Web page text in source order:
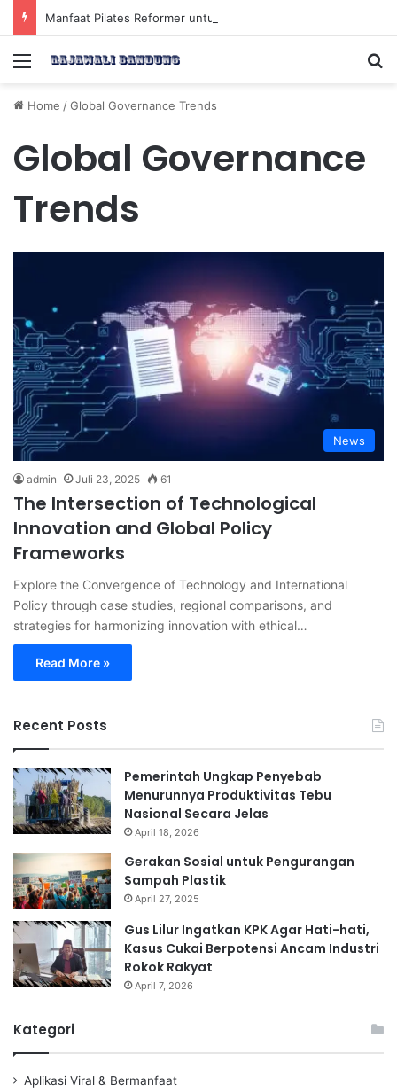
Menu
Home /Global Governance Trends
Global Governance
Trends
News
admin Juli 23, 2025 61
The Intersection of Technological
Innovation and Global Policy
Frameworks
Explore the Convergence of Technology and International
Policy through case studies, regional comparisons, and
strategies for harmonizing innovation with ethical…
Read More »
Recent Posts
Pemerintah Ungkap Penyebab
Menurunnya Produktivitas Tebu
Nasional Secara Jelas
April 18, 2026
Gerakan Sosial untuk Pengurangan
Sampah Plastik
April 27, 2025
Gus Lilur Ingatkan KPK Agar Hati-hati,
Kasus Cukai Berpotensi Ancam Industri
Rokok Rakyat
April 7, 2026
Kategori
Aplikasi Viral & Bermanfaat